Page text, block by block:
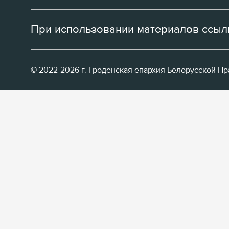
При использовании материалов
© 2022-2026 г. Гроденская епархия Белорусской